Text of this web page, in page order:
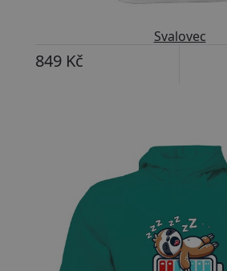
Svalovec
849 Kč
Přizpůsobitelný motiv